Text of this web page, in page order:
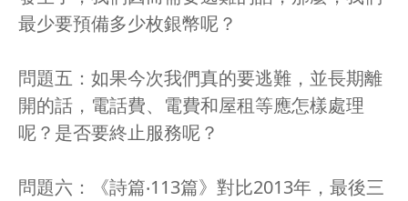
最少要預備多少枚銀幣呢？
問題五：如果今次我們真的要逃難，並長期離
開的話，電話費、電費和屋租等應怎樣處理
呢？是否要終止服務呢？
問題六：《詩篇‧113篇》對比2013年，最後三